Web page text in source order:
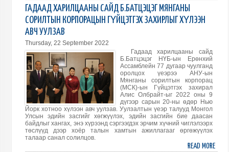
АВЧ
ГАДААД ХАРИЛЦААНЫ САЙД Б.БАТЦЭЦЭГ МЯНГАНЫ
СОРИЛТЫН КОРПОРАЦЫН ГҮЙЦЭТГЭХ ЗАХИРЛЫГ ХҮЛЭЭН
АВЧ УУЛЗАВ
Thursday, 22 September 2022
Гадаад харилцааны сайд
Б.Батцэцэг НҮБ-ын Ерөнхий
Ассамблейн 77 дугаар чуулганд
оролцох үеэрээ АНУ-ын
Мянганы сорилтын корпорац
(МСК)-ын Гүйцэтгэх захирал
Алис Олбрайт-ыг 2022 оны 9
дүгээр сарын 20-ны өдөр Нью
Йорк хотноо хүлээн авч уулзав. Уулзалтын үеэр талууд Монгол
Улсын эдийн засгийг хөгжүүлэх, эдийн засгийн бие даасан
байдлыг хангах, энэ хүрээнд сэргээгдэх эрчим хүчний чиглэлээрх
төслүүд дээр хоёр талын хамтын ажиллагааг өргөжүүлэх
талаар санал солилцов.
READ MORE